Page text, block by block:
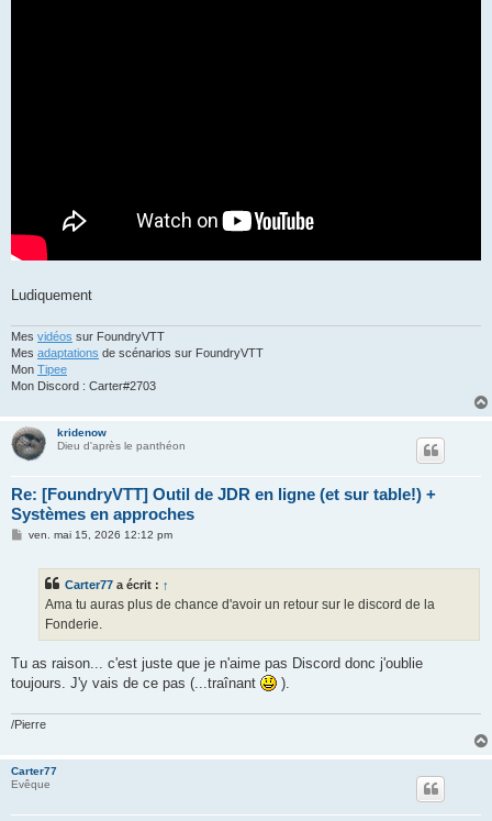
Ludiquement
Mes vidéos sur FoundryVTT
Mes adaptations de scénarios sur FoundryVTT
Mon Tipee
Mon Discord : Carter#2703
kridenow
Dieu d'après le panthéon
Re: [FoundryVTT] Outil de JDR en ligne (et sur table!) +
Systèmes en approches
Mven. mai 15, 2026 12:12 pm
Carter77 a écrit : ↑
Ama tu auras plus de chance d'avoir un retour sur le discord de la
Fonderie.
Tu as raison... c'est juste que je n'aime pas Discord donc j'oublie
toujours. J'y vais de ce pas (...traînant
).
/Pierre
Carter77
Evêque